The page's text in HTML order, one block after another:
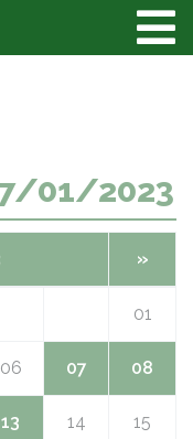
01/2023
»
01
06 07 08
13 14 15